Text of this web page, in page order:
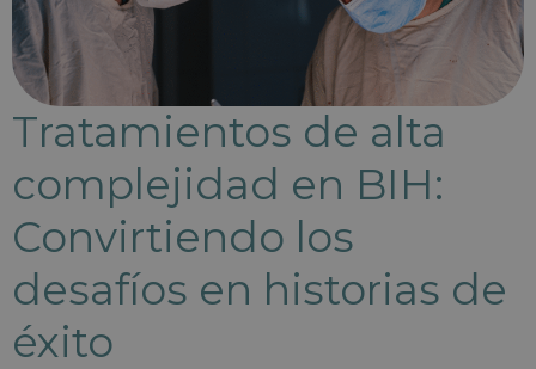
Tratamientos de alta
complejidad en BIH:
Convirtiendo los
desafíos en historias de
éxito